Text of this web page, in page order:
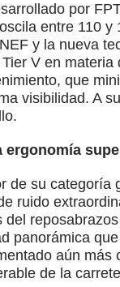
por
entre 110 y
y la nueva
V en
que
visibilidad. A
su categoría
ruido
panorámica
aún
de la